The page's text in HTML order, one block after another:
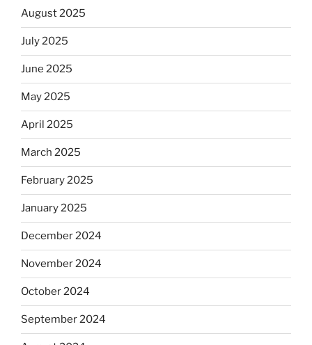
August 2025
July 2025
June 2025
May 2025
April 2025
March 2025
February 2025
January 2025
December 2024
November 2024
October 2024
September 2024